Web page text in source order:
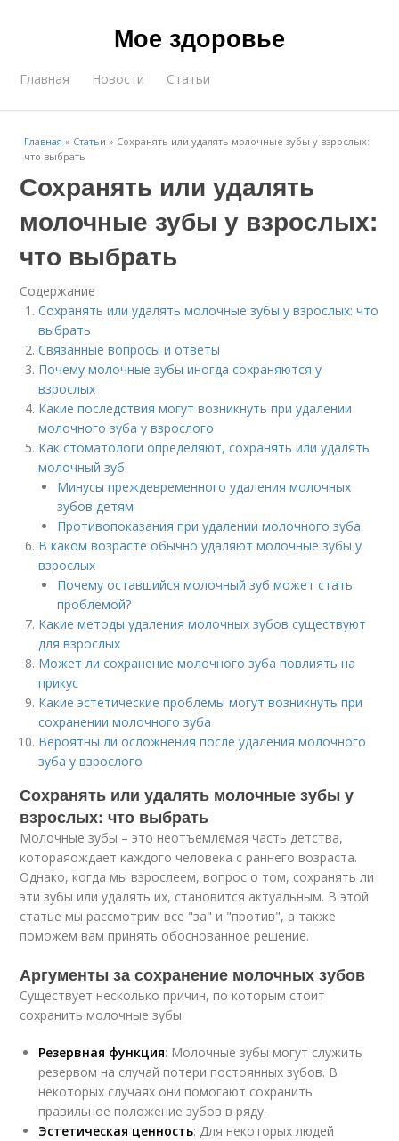
Мое здоровье
Главная Новости Статьи
Главная » Статьи » Сохранять или удалять молочные зубы у взрослых:
что выбрать
Сохранять или удалять
молочные зубы у взрослых:
что выбрать
Содержание
Сохранять или удалять молочные зубы у взрослых: что
выбрать
Связанные вопросы и ответы
Почему молочные зубы иногда сохраняются у
взрослых
Какие последствия могут возникнуть при удалении
молочного зуба у взрослого
Как стоматологи определяют, сохранять или удалять
молочный зуб
Минусы преждевременного удаления молочных
зубов детям
Противопоказания при удалении молочного зуба
В каком возрасте обычно удаляют молочные зубы у
взрослых
Почему оставшийся молочный зуб может стать
проблемой?
Какие методы удаления молочных зубов существуют
для взрослых
Может ли сохранение молочного зуба повлиять на
прикус
Какие эстетические проблемы могут возникнуть при
сохранении молочного зуба
Вероятны ли осложнения после удаления молочного
зуба у взрослого
Сохранять или удалять молочные зубы у
взрослых: что выбрать
Молочные зубы – это неотъемлемая часть детства,
котораяождает каждого человека с раннего возраста.
Однако, когда мы взрослеем, вопрос о том, сохранять ли
эти зубы или удалять их, становится актуальным. В этой
статье мы рассмотрим все "за" и "против", а также
поможем вам принять обоснованное решение.
Аргументы за сохранение молочных зубов
Существует несколько причин, по которым стоит
сохранить молочные зубы:
Резервная функция: Молочные зубы могут служить
резервом на случай потери постоянных зубов. В
некоторых случаях они помогают сохранить
правильное положение зубов в ряду.
Эстетическая ценность: Для некоторых людей